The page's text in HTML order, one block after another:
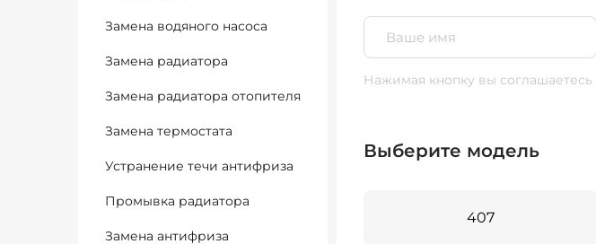
Замена водяного насоса
Замена радиатора
Замена радиатора отопителя
Замена термостата
Устранение течи антифриза
Промывка радиатора
Замена антифриза
Нажимая кнопку вы соглашаетесь
Выберите модель
407